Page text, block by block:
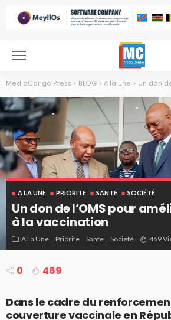
MediaCongo Press > BLOG > A la une > Un don de
A LA UNE PRIORITE SANTE SOCIÉTÉ
Un don de l’OMS pour
à la vaccination
A La Une Priorite Sante Société 469
0 469
Dans le cadre du
couverture vaccinale en